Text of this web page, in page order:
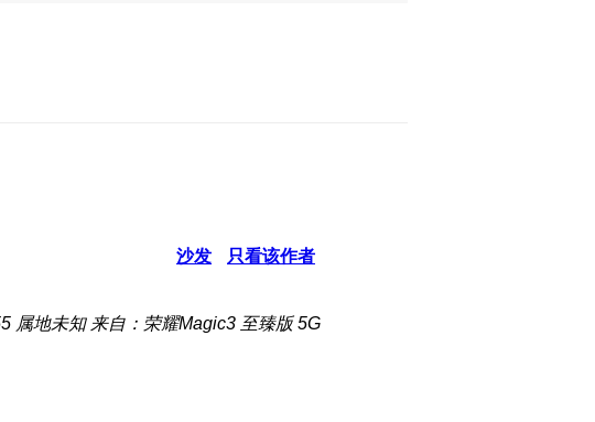
沙发 只看该作者
属地未知 来自：荣耀Magic3 至臻版 5G